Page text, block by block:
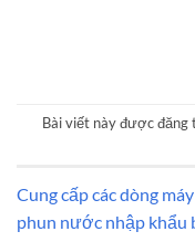
Bài viết này được đăng
Cung cấp các dòng
phun nước nhập khẩu